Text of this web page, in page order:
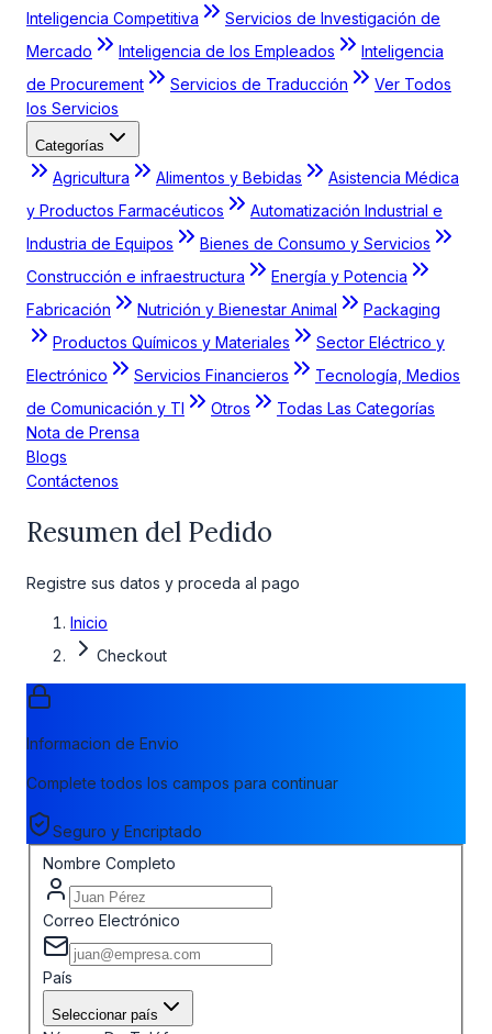
Inteligencia Competitiva
Servicios de Investigación de
Mercado
Inteligencia de los Empleados
Inteligencia
de Procurement
Servicios de Traducción
Ver Todos
los Servicios
Categorías
Agricultura Alimentos y Bebidas
Asistencia Médica
y Productos Farmacéuticos
Automatización Industrial e
Industria de Equipos
Bienes de Consumo y Servicios
Construcción e infraestructura
Energía y Potencia
Fabricación
Nutrición y Bienestar Animal
Packaging
Productos Químicos y Materiales
Sector Eléctrico y
Electrónico
Servicios Financieros
Tecnología, Medios
de Comunicación y TI
Otros
Todas Las Categorías
Nota de Prensa
Blogs
Contáctenos
Resumen del Pedido
Registre sus datos y proceda al pago
Inicio
Checkout
Informacion de Envio
Complete todos los campos para continuar
Seguro y Encriptado
Nombre Completo
Correo Electrónico
País
Seleccionar país